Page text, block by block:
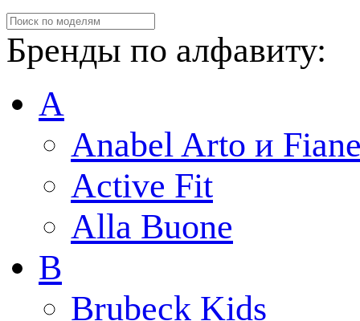
Бренды по алфавиту:
A
Anabel Arto и
Active Fit
Alla Buone
B
Brubeck Kids